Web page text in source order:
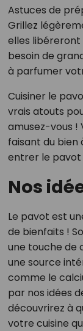
Astuces de
Grillez
elles libéreront
besoin de
à parfumer
Cuisiner le
vrais atouts
amusez-vous !
faisant du bien
entrer le pavot
Nos
Le pavot est
de bienfaits !
une touche de
une source
comme le
par nos idées
découvrirez à
votre cuisine